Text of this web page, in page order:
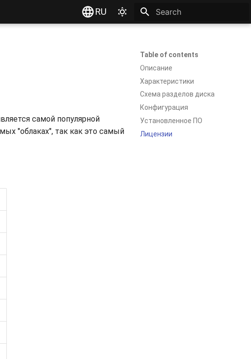
RU
Table of contents
Описание
Характеристики
Схема разделов диска
Конфигурация
Установленное ПО
Лицензии
самой популярной
"облаках", так как это самый